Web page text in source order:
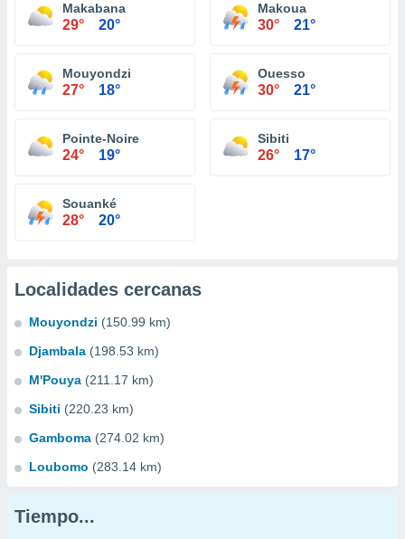
Makabana
29° 20°
Makoua
30° 21°
Mouyondzi
27° 18°
Ouesso
30° 21°
Pointe-Noire
24° 19°
Sibiti
26° 17°
Souanké
28° 20°
Localidades cercanas
Mouyondzi (150.99 km)
Djambala (198.53 km)
M'Pouya (211.17 km)
Sibiti (220.23 km)
Gamboma (274.02 km)
Loubomo (283.14 km)
Tiempo...